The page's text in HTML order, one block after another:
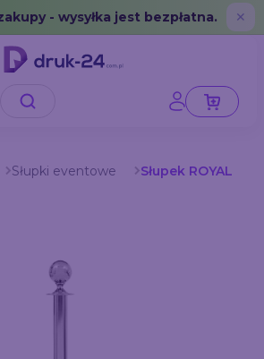
or invalid format
- wysyłka jest bezpłatna. ✕
Słupki eventowe Słupek ROYAL